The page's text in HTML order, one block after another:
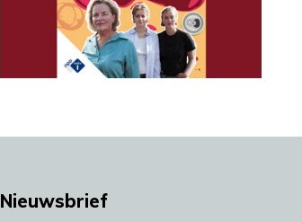
Nieuwsbrief